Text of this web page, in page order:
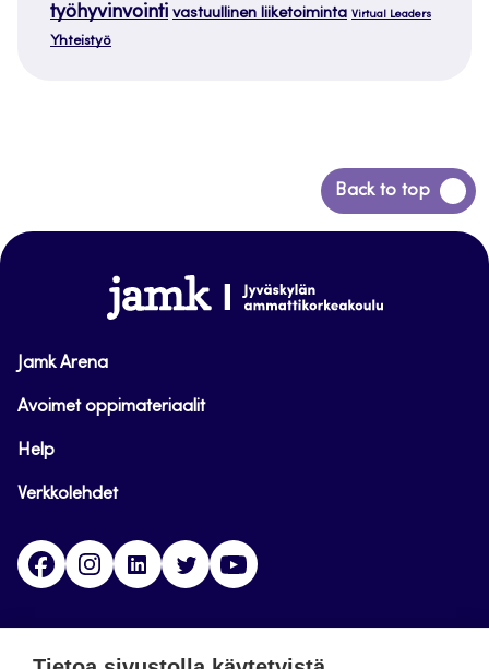
työhyvinvointi vastuullinen liiketoiminta Virtual Leaders
Yhteistyö
Back to top
Siirry
takaisin
www.jamk.fi
Jamk Arena
Avoimet oppimateriaalit
Help
Verkkolehdet
FacebookInstagramLinkedinTwitter